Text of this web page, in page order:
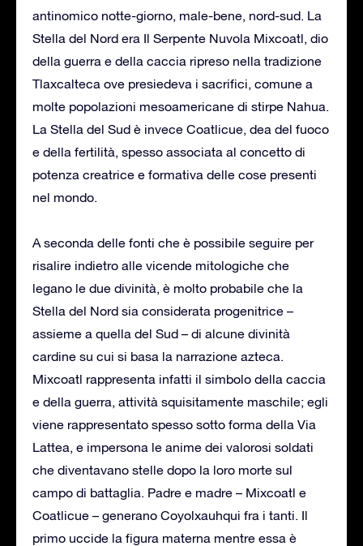
antinomico notte-giorno, male-bene, nord-sud. La
Stella del Nord era Il Serpente Nuvola Mixcoatl, dio
della guerra e della caccia ripreso nella tradizione
Tlaxcalteca ove presiedeva i sacrifici, comune a
molte popolazioni mesoamericane di stirpe Nahua.
La Stella del Sud è invece Coatlicue, dea del fuoco
e della fertilità, spesso associata al concetto di
potenza creatrice e formativa delle cose presenti
nel mondo.
A seconda delle fonti che è possibile seguire per
risalire indietro alle vicende mitologiche che
legano le due divinità, è molto probabile che la
Stella del Nord sia considerata progenitrice –
assieme a quella del Sud – di alcune divinità
cardine su cui si basa la narrazione azteca.
Mixcoatl rappresenta infatti il simbolo della caccia
e della guerra, attività squisitamente maschile; egli
viene rappresentato spesso sotto forma della Via
Lattea, e impersona le anime dei valorosi soldati
che diventavano stelle dopo la loro morte sul
campo di battaglia. Padre e madre – Mixcoatl e
Coatlicue – generano Coyolxauhqui fra i tanti. Il
primo uccide la figura materna mentre essa è